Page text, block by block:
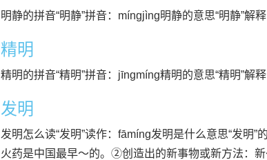
明静的拼音“明静”拼音：míngjìng明静的意思“明静”解
精明
精明的拼音“精明”拼音：jīngmíng精明的意思“精明”解
发明
发明怎么读“发明”读作：fāmíng发明是什么意思“发明
火药是中国最早～的。②创造出的新事物或新方法：